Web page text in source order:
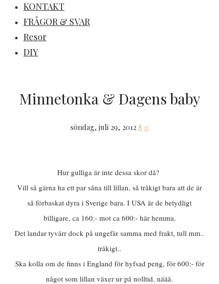
KONTAKT
FRÅGOR & SVAR
Resor
DIY
Minnetonka & Dagens baby
söndag, juli 29, 2012 8 0
Hur gulliga är inte dessa skor då?
Vill så gärna ha ett par såna till lillan, så tråkigt bara att de är
så förbaskat dyra i Sverige bara. I USA är de betydligt
billigare, ca 160:- mot ca 600:- här hemma.
Det landar tyvärr dock på ungefär samma med frakt, tull mm..
tråkigt..
Ska kolla om de finns i England för hyfsad peng, för 600:- för
något som lillan växer ur på nolltid, näää.